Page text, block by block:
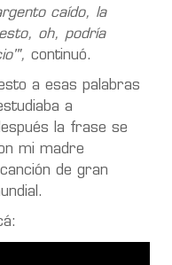
caído, la
oh, podría
continuó.
a esas palabras
a
la frase se
mi madre
de gran